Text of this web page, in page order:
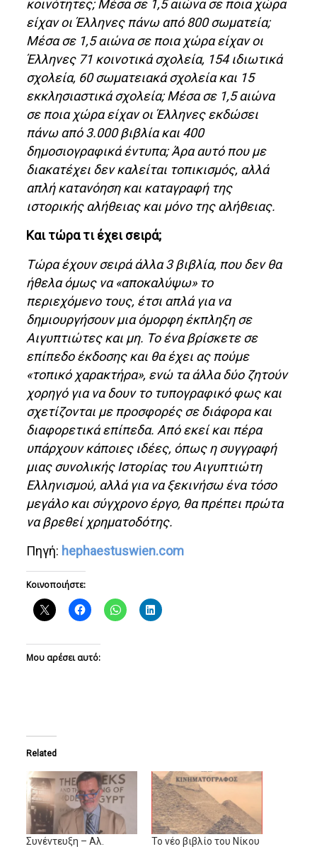
κοινότητες; Μέσα σε 1,5 αιώνα σε ποια χώρα
είχαν οι Έλληνες πάνω από 800 σωματεία;
Μέσα σε 1,5 αιώνα σε ποια χώρα είχαν οι
Έλληνες 71 κοινοτικά σχολεία, 154 ιδιωτικά
σχολεία, 60 σωματειακά σχολεία και 15
εκκλησιαστικά σχολεία; Μέσα σε 1,5 αιώνα
σε ποια χώρα είχαν οι Έλληνες εκδώσει
πάνω από 3.000 βιβλία και 400
δημοσιογραφικά έντυπα; Άρα αυτό που με
διακατέχει δεν καλείται τοπικισμός, αλλά
απλή κατανόηση και καταγραφή της
ιστορικής αλήθειας και μόνο της αλήθειας.
Και τώρα τι έχει σειρά;
Τώρα έχουν σειρά άλλα 3 βιβλία, που δεν θα
ήθελα όμως να «αποκαλύψω» το
περιεχόμενο τους, έτσι απλά για να
δημιουργήσουν μια όμορφη έκπληξη σε
Αιγυπτιώτες και μη. Το ένα βρίσκετε σε
επίπεδο έκδοσης και θα έχει ας πούμε
«τοπικό χαρακτήρα», ενώ τα άλλα δύο ζητούν
χορηγό για να δουν το τυπογραφικό φως και
σχετίζονται με προσφορές σε διάφορα και
διαφορετικά επίπεδα. Από εκεί και πέρα
υπάρχουν κάποιες ιδέες, όπως η συγγραφή
μιας συνολικής Ιστορίας του Αιγυπτιώτη
Ελληνισμού, αλλά για να ξεκινήσω ένα τόσο
μεγάλο και σύγχρονο έργο, θα πρέπει πρώτα
να βρεθεί χρηματοδότης.
Πηγή: hephaestuswien.com
Κοινοποιήστε:
Μου αρέσει αυτό:
Related
Συνέντευξη – Αλ.
Το νέο βιβλίο του Νίκου